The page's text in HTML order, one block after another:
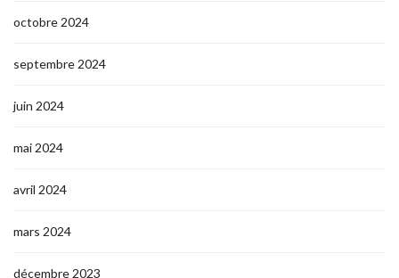
octobre 2024
septembre 2024
juin 2024
mai 2024
avril 2024
mars 2024
décembre 2023